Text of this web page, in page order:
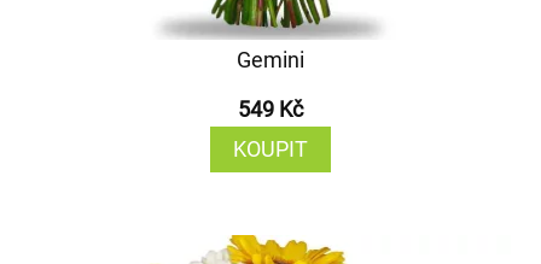
Gemini
549 Kč
KOUPIT